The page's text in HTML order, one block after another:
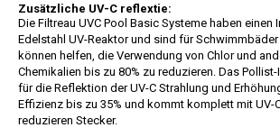
Zusätzliche UV-C reflextie:
Die Filtreau UVC Pool Basic Systeme haben einen
Edelstahl UV-Reaktor und sind für
können helfen, die Verwendung von Chlor und
Chemikalien bis zu 80% zu reduzieren. Das
für die Reflektion der UV-C Strahlung und
Effizienz bis zu 35% und kommt komplett mit UV-
reduzieren Stecker.